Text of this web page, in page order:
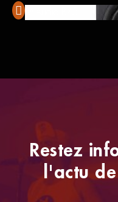
M-Audio BX5
Restez
l'actu